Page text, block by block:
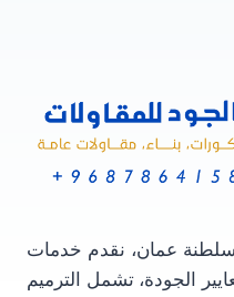
سلطنة عمان، نقدم خدمات
الجودة، تشمل الترميم